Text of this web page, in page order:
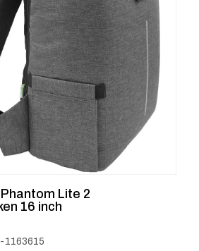
Lite 2
16 inch
1163615